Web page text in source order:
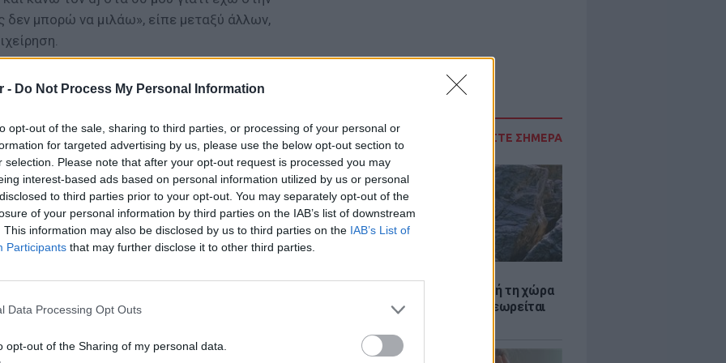
- Do Not Process My Personal Information
opt-out of the sale, sharing to third parties, or processing of your personal or
for targeted advertising by us, please use the below opt-out section to
selection. Please note that after your opt-out request is processed you may
interest-based ads based on personal information utilized by us or personal
to third parties prior to your opt-out. You may separately opt-out of the
of your personal information by third parties on the IAB’s list of downstream
This information may also be disclosed by us to third parties on the IAB’s List of
Participants that may further disclose it to other third parties.
Data Processing Opt Outs
opt-out of the Sharing of my personal data.
ΔΙΑΒΑΣΤΕ ΣΗΜΕΡΑ
Η παράξενη ελευθερία: Σε αυτή τη χώρα
της Ευρώπης, το γuμνό δεν θεωρείται
δεν μπορώ να μιλάω», είπε μεταξύ άλλων,